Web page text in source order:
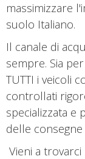
massimizzare
suolo Italiano.
Il canale di
sempre. Sia
TUTTI i veicoli
controllati
specializzata e
delle
Vieni a